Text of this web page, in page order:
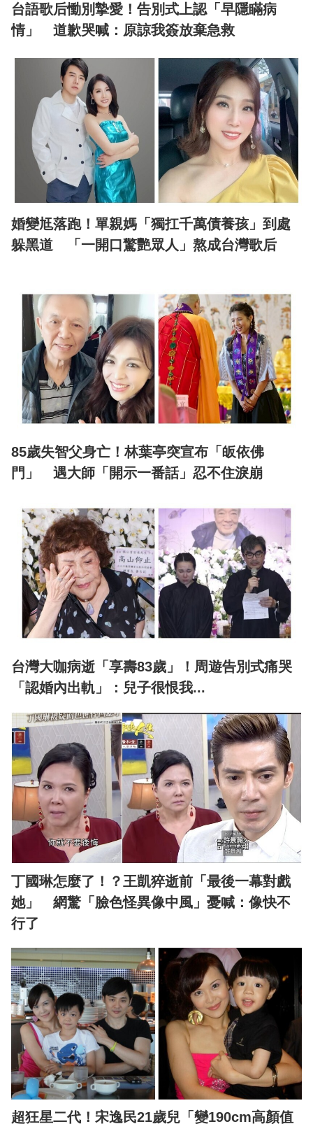
台語歌后慟別摯愛！告別式上認「早隱瞞病
情」 道歉哭喊：原諒我簽放棄急救
婚變尪落跑！單親媽「獨扛千萬債養孩」到處
躲黑道 「一開口驚艷眾人」熬成台灣歌后
85歲失智父身亡！林葉亭突宣布「皈依佛
門」 遇大師「開示一番話」忍不住淚崩
台灣大咖病逝「享壽83歲」！周遊告別式痛哭
「認婚內出軌」：兒子很恨我...
丁國琳怎麼了！？王凱猝逝前「最後一幕對戲
她」 網驚「臉色怪異像中風」憂喊：像快不
行了
超狂星二代！宋逸民21歲兒「變190cm高顏值